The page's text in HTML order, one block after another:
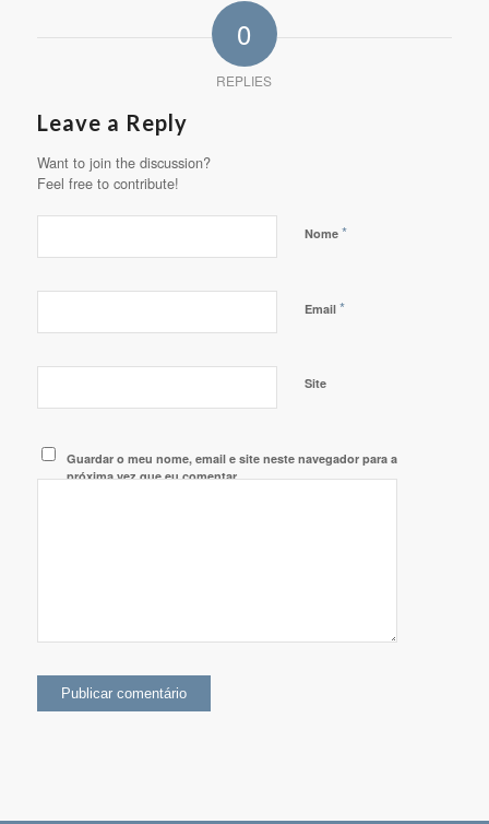
0
REPLIES
Leave a Reply
Want to join the discussion?
Feel free to contribute!
Nome *
Email *
Site
Guardar o meu nome, email e site neste navegador para a
próxima vez que eu comentar.